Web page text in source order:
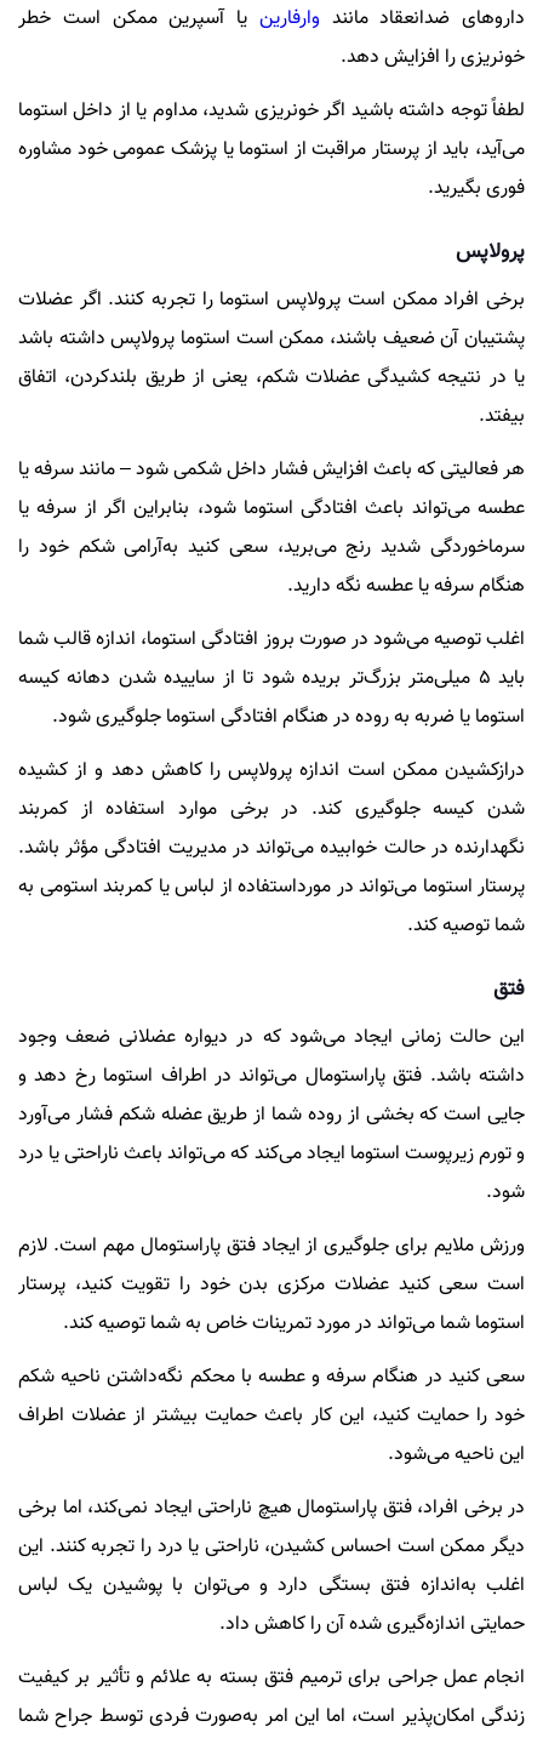
داروهای ضدانعقاد مانند وارفارین یا آسپرین ممکن است خطر
خونریزی را افزایش دهد.
لطفاً توجه داشته باشید اگر خونریزی شدید، مداوم یا از داخل استوما
می‌آید، باید از پرستار مراقبت از استوما یا پزشک عمومی خود مشاوره
فوری بگیرید.
پرولاپس
برخی افراد ممکن است پرولاپس استوما را تجربه کنند. اگر عضلات
پشتیبان آن ضعیف باشند، ممکن است استوما پرولاپس داشته باشد
یا در نتیجه کشیدگی عضلات شکم، یعنی از طریق بلندکردن، اتفاق
بیفتد.
هر فعالیتی که باعث افزایش فشار داخل شکمی شود – مانند سرفه یا
عطسه می‌تواند باعث افتادگی استوما شود، بنابراین اگر از سرفه یا
سرماخوردگی شدید رنج می‌برید، سعی کنید به‌آرامی شکم خود را
هنگام سرفه یا عطسه نگه دارید.
اغلب توصیه می‌شود در صورت بروز افتادگی استوما، اندازه قالب شما
باید 5 میلی‌متر بزرگ‌تر بریده شود تا از ساییده شدن دهانه کیسه
استوما یا ضربه به روده در هنگام افتادگی استوما جلوگیری شود.
درازکشیدن ممکن است اندازه پرولاپس را کاهش دهد و از کشیده
شدن کیسه جلوگیری کند. در برخی موارد استفاده از کمربند
نگهدارنده در حالت خوابیده می‌تواند در مدیریت افتادگی مؤثر باشد.
پرستار استوما می‌تواند در مورداستفاده از لباس یا کمربند استومی به
شما توصیه کند.
فتق
این حالت زمانی ایجاد می‌شود که در دیواره عضلانی ضعف وجود
داشته باشد. فتق پاراستومال می‌تواند در اطراف استوما رخ دهد و
جایی است که بخشی از روده شما از طریق عضله شکم فشار می‌آورد
و تورم زیرپوست استوما ایجاد می‌کند که می‌تواند باعث ناراحتی یا درد
شود.
ورزش ملایم برای جلوگیری از ایجاد فتق پاراستومال مهم است. لازم
است سعی کنید عضلات مرکزی بدن خود را تقویت کنید، پرستار
استوما شما می‌تواند در مورد تمرینات خاص به شما توصیه کند.
سعی کنید در هنگام سرفه و عطسه با محکم نگه‌داشتن ناحیه شکم
خود را حمایت کنید، این کار باعث حمایت بیشتر از عضلات اطراف
این ناحیه می‌شود.
در برخی افراد، فتق پاراستومال هیچ ناراحتی ایجاد نمی‌کند، اما برخی
دیگر ممکن است احساس کشیدن، ناراحتی یا درد را تجربه کنند. این
اغلب به‌اندازه فتق بستگی دارد و می‌توان با پوشیدن یک لباس
حمایتی اندازه‌گیری شده آن را کاهش داد.
انجام عمل جراحی برای ترمیم فتق بسته به علائم و تأثیر بر کیفیت
زندگی امکان‌پذیر است، اما این امر به‌صورت فردی توسط جراح شما